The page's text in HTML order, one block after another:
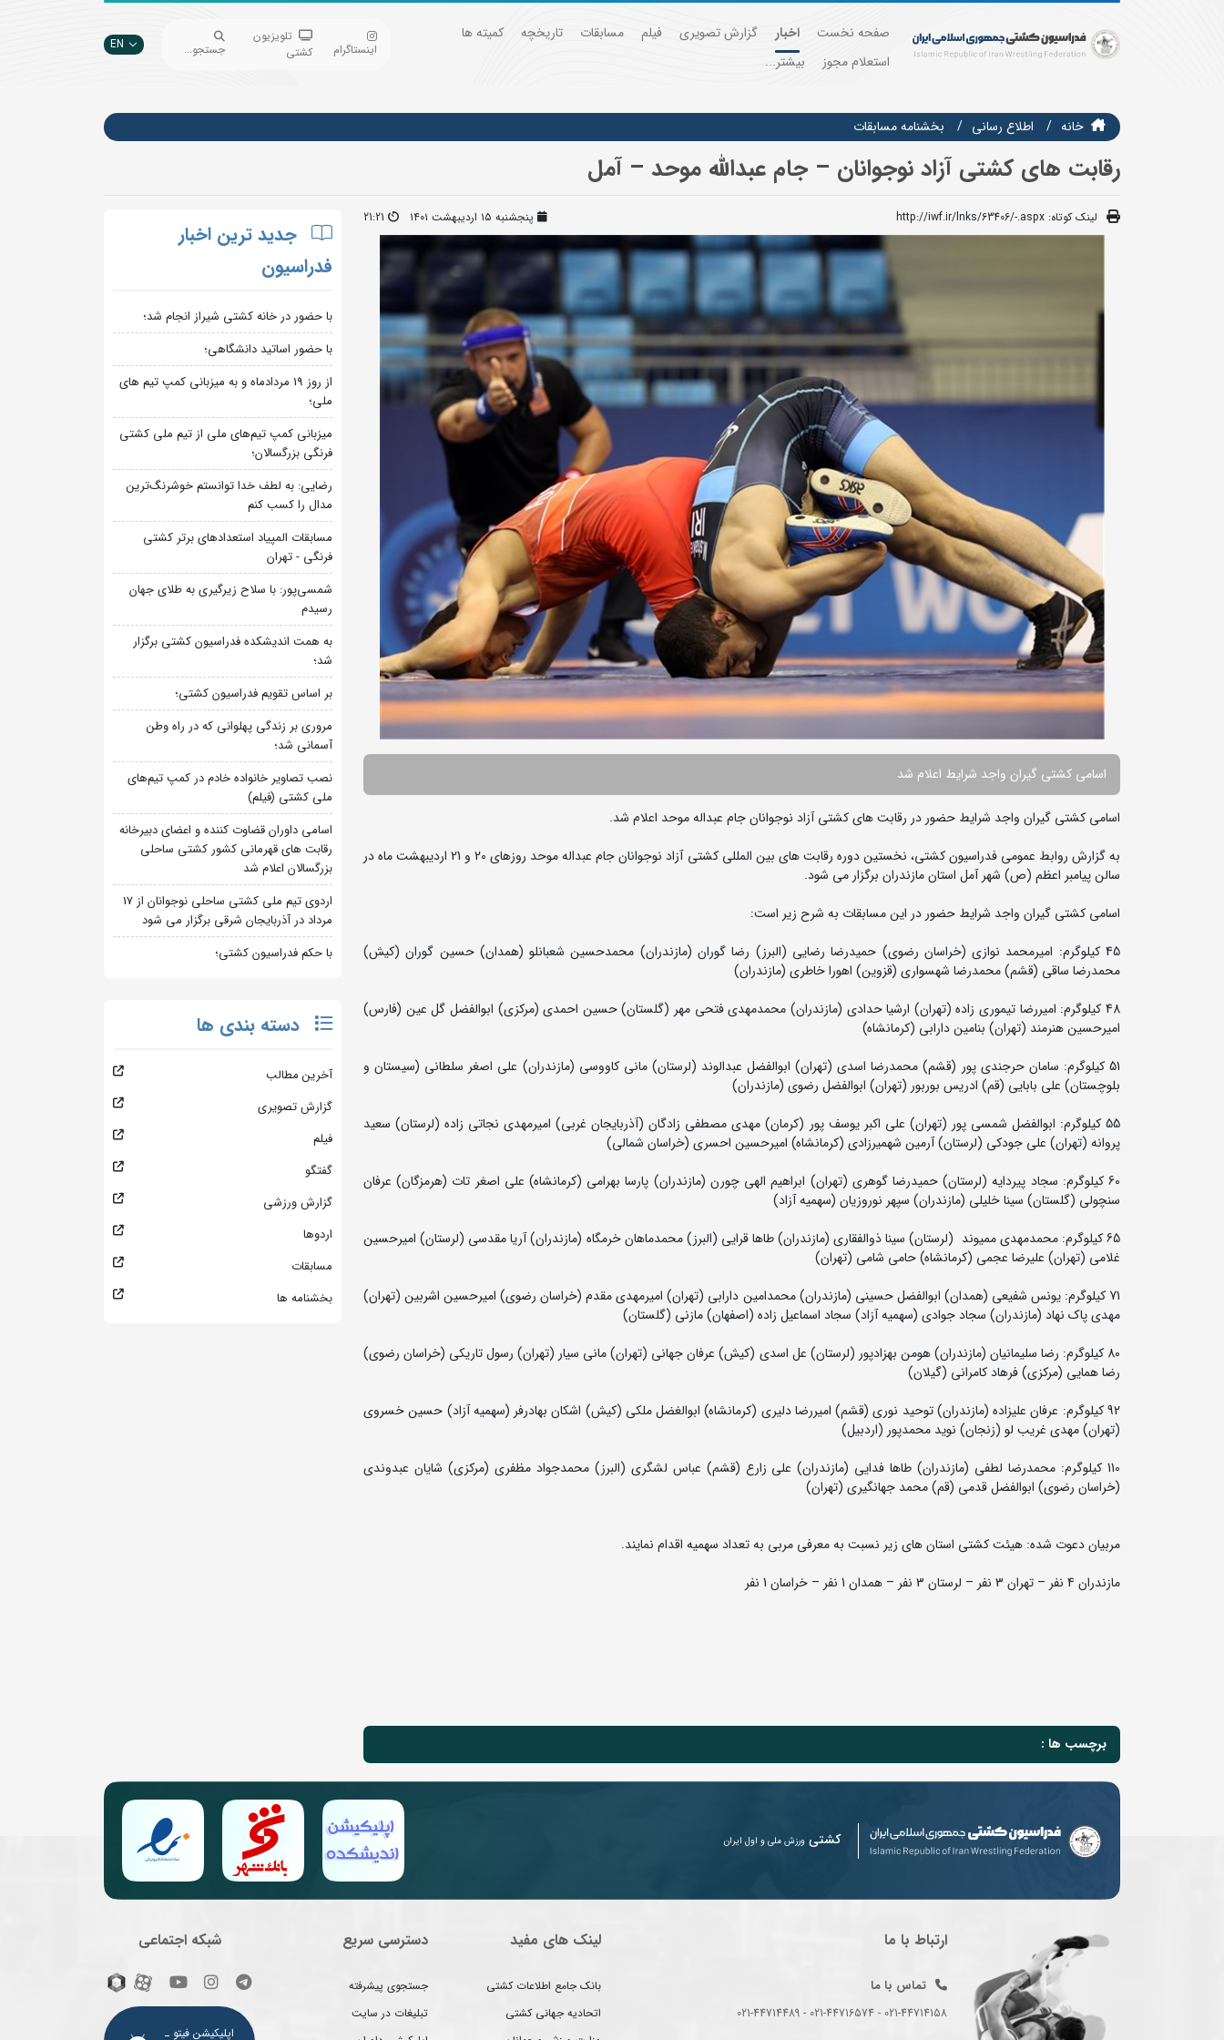
صفحه نخست اخبار گزارش تصویری فیلم مسابقات تاریخچه
کمیته ها
استعلام مجوز
بیشتر...
اینستاگرام
تلویزیون
کشتی
جستجو... EN
خانه اطلاع رسانی بخشنامه مسابقات
رقابت های کشتی آزاد نوجوانان – جام عبدالله موحد – آمل
لینک کوتاه: http://iwf.ir/lnks/63406/-.aspx پنجشنبه ۱۵ اردیبهشت ۱۴۰۱ 21:21
اسامی کشتی گیران واجد شرایط اعلام شد
اسامی کشتی گیران واجد شرایط حضور در رقابت های کشتی آزاد نوجوانان جام عبداله موحد اعلام شد.
به گزارش روابط عمومی فدراسیون کشتی، نخستین دوره رقابت های بین المللی کشتی آزاد نوجوانان جام عبداله موحد روزهای 20 و 21 اردیبهشت ماه در
سالن پیامبر اعظم (ص) شهر آمل استان مازندران برگزار می شود.
اسامی کشتی گیران واجد شرایط حضور در این مسابقات به شرح زیر است:
45 کیلوگرم: امیرمحمد نوازی (خراسان رضوی) حمیدرضا رضایی (البرز) رضا گوران (مازندران) محمدحسین شعبانلو (همدان) حسین گوران (کیش)
محمدرضا ساقی (قشم) محمدرضا شهسواری (قزوین) اهورا خاطری (مازندران)
48 کیلوگرم: امیررضا تیموری زاده (تهران) ارشیا حدادی (مازندران) محمدمهدی فتحی مهر (گلستان) حسین احمدی (مرکزی) ابوالفضل گل عین (فارس)
امیرحسین هنرمند (تهران) بنامین دارابی (کرمانشاه)
51 کیلوگرم: سامان حرجندی پور (قشم) محمدرضا اسدی (تهران) ابوالفضل عبدالوند (لرستان) مانی کاووسی (مازندران) علی اصغر سلطانی (سیستان و
بلوچستان) علی بابایی (قم) ادریس بوربور (تهران) ابوالفضل رضوی (مازندران)
55 کیلوگرم: ابوالفضل شمسی پور (تهران) علی اکبر یوسف پور (کرمان) مهدی مصطفی زادگان (آذربایجان غربی) امیرمهدی نجاتی زاده (لرستان) سعید
پروانه (تهران) علی جودکی (لرستان) آرمین شهمیرزادی (کرمانشاه) امیرحسین احسری (خراسان شمالی)
60 کیلوگرم: سجاد پیردایه (لرستان) حمیدرضا گوهری (تهران) ابراهیم الهی چورن (مازندران) پارسا بهرامی (کرمانشاه) علی اصغر تات (هرمزگان) عرفان
سنچولی (گلستان) سینا خلیلی (مازندران) سپهر نوروزیان (سهمیه آزاد)
65 کیلوگرم: محمدمهدی ممیوند (لرستان) سینا ذوالفقاری (مازندران) طاها قرایی (البرز) محمدماهان خرمگاه (مازندران) آریا مقدسی (لرستان) امیرحسین
غلامی (تهران) علیرضا عجمی (کرمانشاه) حامی شامی (تهران)
71 کیلوگرم: یونس شفیعی (همدان) ابوالفضل حسینی (مازندران) محمدامین دارابی (تهران) امیرمهدی مقدم (خراسان رضوی) امیرحسین اشربین (تهران)
مهدی پاک نهاد (مازندران) سجاد جوادی (سهمیه آزاد) سجاد اسماعیل زاده (اصفهان) مازنی (گلستان)
80 کیلوگرم: رضا سلیمانیان (مازندران) هومن بهزادپور (لرستان) عل اسدی (کیش) عرفان جهانی (تهران) مانی سیار (تهران) رسول تاریکی (خراسان رضوی)
رضا همایی (مرکزی) فرهاد کامرانی (گیلان)
92 کیلوگرم: عرفان علیزاده (مازندران) توحید نوری (قشم) امیررضا دلیری (کرمانشاه) ابوالغضل ملکی (کیش) اشکان بهادرفر (سهمیه آزاد) حسین خسروی
(تهران) مهدی غریب لو (زنجان) نوید محمدپور (اردبیل)
110 کیلوگرم: محمدرضا لطفی (مازندران) طاها فدایی (مازندران) علی زارع (قشم) عباس لشگری (البرز) محمدجواد مظفری (مرکزی) شایان عبدوندی
(خراسان رضوی) ابوالفضل قدمی (قم) محمد جهانگیری (تهران)
مربیان دعوت شده: هیئت کشتی استان های زیر نسبت به معرفی مربی به تعداد سهمیه اقدام نمایند.
مازندران 4 نفر – تهران 3 نفر – لرستان 3 نفر – همدان 1 نفر – خراسان 1 نفر
برچسب ها :
جدید ترین اخبار
فدراسیون
با حضور در خانه کشتی شیراز انجام شد؛
با حضور اساتید دانشگاهی؛
از روز 19 مردادماه و به میزبانی کمپ تیم های
ملی؛
میزبانی کمپ تیم‌های ملی از تیم ملی کشتی
فرنگی بزرگسالان؛
رضایی: به لطف خدا توانستم خوشرنگ‌ترین
مدال را کسب کنم
مسابقات المپیاد استعدادهای برتر کشتی
فرنگی - تهران
شمسی‌پور: با سلاح زیرگیری به طلای جهان
رسیدم
به همت اندیشکده فدراسیون کشتی برگزار
شد؛
بر اساس تقویم فدراسیون کشتی؛
مروری بر زندگی پهلوانی که در راه وطن
آسمانی شد؛
نصب تصاویر خانواده خادم در کمپ تیم‌های
ملی کشتی (فیلم)
اسامی داوران قضاوت کننده و اعضای دبیرخانه
رقابت های قهرمانی کشور کشتی ساحلی
بزرگسالان اعلام شد
اردوی تیم ملی کشتی ساحلی نوجوانان از 17
مرداد در آذربایجان شرقی برگزار می شود
با حکم فدراسیون کشتی؛
دسته بندی ها
آخرین مطالب
گزارش تصویری
فیلم
گفتگو
گزارش ورزشی
اردوها
مسابقات
بخشنامه ها
کشتی ورزش ملی و اول ایران
ارتباط با ما
تماس با ما
021-44714158 - 021-44716574 - 021-44714489
لینک های مفید
بانک جامع اطلاعات کشتی
اتحادیه جهانی کشتی
دسترسی سریع
جستجوی پیشرفته
تبلیغات در سایت
شبکه اجتماعی
اپلیکیشن فیتو ـ